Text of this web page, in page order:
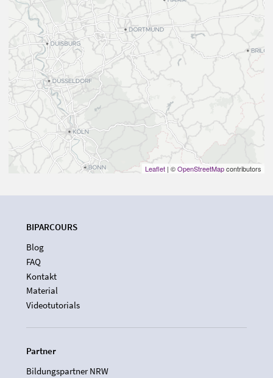
Leaflet | ©OpenStreetMapcontributors
BIPARCOURS
Blog
FAQ
Kontakt
Material
Videotutorials
Partner
Bildungspartner NRW